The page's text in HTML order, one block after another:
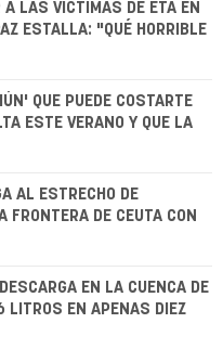
A LAS VÍCTIMAS DE ETA EN
ESTALLA: "QUÉ HORRIBLE
QUE PUEDE COSTARTE
ESTE VERANO Y QUE LA
AL ESTRECHO DE
FRONTERA DE CEUTA CON
EN LA CUENCA DE
LITROS EN APENAS DIEZ